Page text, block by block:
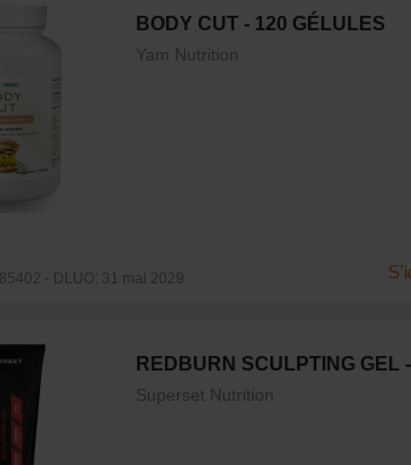
BODY CUT - 120 GÉLULES
Yam Nutrition
- DLUO: 31 mai 2029
REDBURN SCULPTING GEL
Superset Nutrition